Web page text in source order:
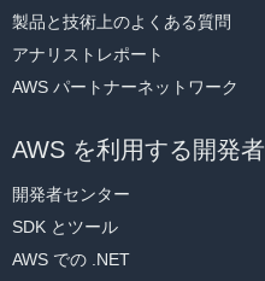
製品と技術上のよくある質問
アナリストレポート
AWS パートナーネットワーク
AWS を利用する開発者
開発者センター
SDK とツール
AWS での .NET